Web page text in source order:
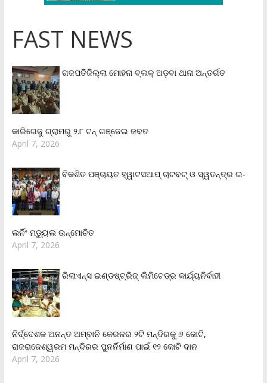
FAST NEWS
ଗଜପତିଜିଲ୍ଲା ମୋହନା ବ୍ଲକ୍‌ ଅଡ଼ବା ଥାନା ଅନ୍ତର୍ଗତ
କାରିଗେଜୁ ଗ୍ରାମରୁ ୨.୮ ଟନ୍ ଗଞ୍ଜେଇ ଜବତ
April 7, 2026
ବିକଶିତ ପଞ୍ଚାୟତ ହ୍ୱାଟସଆପ୍ ଚାଟବଟ୍ ଓ ସ୍ୱତନ୍ତ୍ର ଇ-
ଲର୍ନିଂ ମଡ୍ୟୁଲ ଉନ୍ମୋଚିତ
April 7, 2026
ରିଲାଏନ୍‌ସ ଇଣ୍ଡଷ୍ଟ୍ରିଜ୍ ଲିମିଟେଡ୍‌ର କାର୍ଯ୍ୟନିର୍ବାହୀ
ନିର୍ଦ୍ଦେଶକ ଅନନ୍ତ ଅମ୍ବାନି କେରଳର ୨ଟି ମନ୍ଦିରକୁ ୬ କୋଟି,
ରାଜରାଜେଶ୍ୱରମ ମନ୍ଦିରର ପୁନର୍ନିର୍ମାଣ ପାଇଁ ୧୨ କୋଟି ଦାନ
April 7, 2026